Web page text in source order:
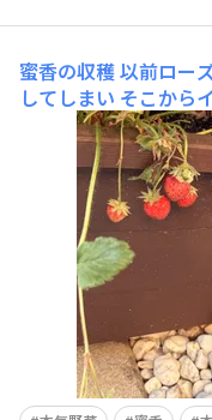
蜜香の収穫以前​ロー
してしまい そこから
蜜香​でリベンジして
の初収穫🍓ラベルに
香り"​通り とても甘
甘いイチゴでした🍓